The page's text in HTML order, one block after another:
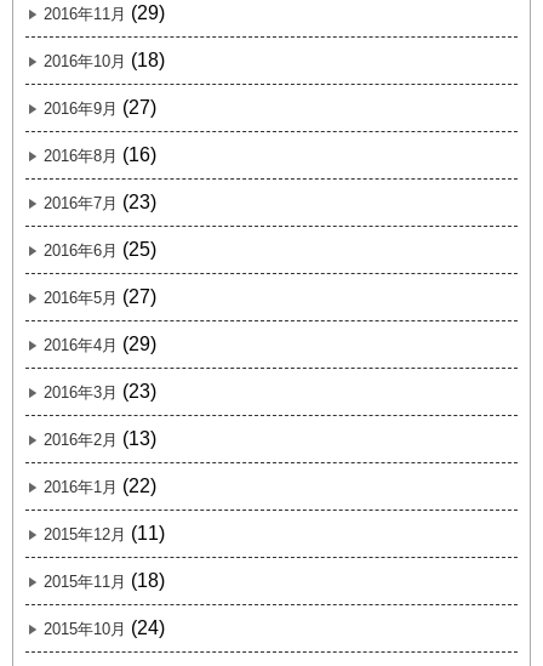
2016年11月 (29)
2016年10月 (18)
2016年9月 (27)
2016年8月 (16)
2016年7月 (23)
2016年6月 (25)
2016年5月 (27)
2016年4月 (29)
2016年3月 (23)
2016年2月 (13)
2016年1月 (22)
2015年12月 (11)
2015年11月 (18)
2015年10月 (24)